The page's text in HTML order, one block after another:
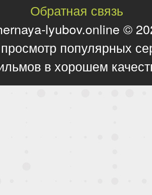
Обратная связь
lyubov.online ©
популярных
в хорошем